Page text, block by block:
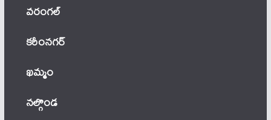
వ‌రంగ‌ల్
కరీంనగర్
ఖ‌మ్మం
నల్గొండ